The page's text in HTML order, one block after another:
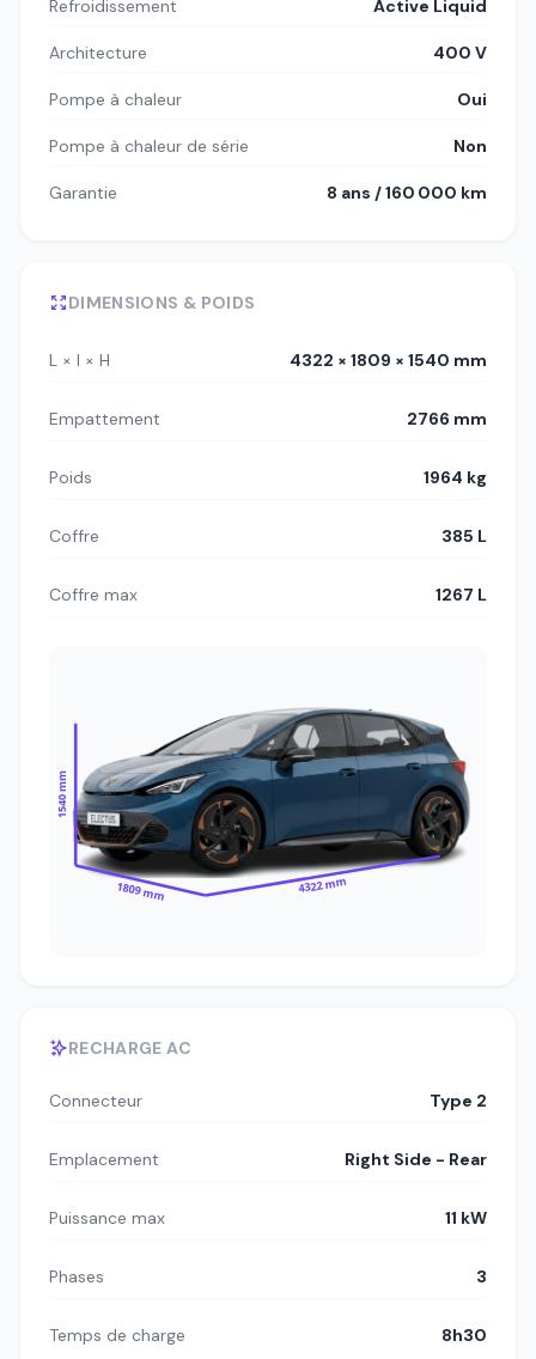
Refroidissement Active Liquid
Architecture 400 V
Pompe à chaleur Oui
Pompe à chaleur de série Non
Garantie 8 ans / 160 000 km
DIMENSIONS & POIDS
L × l × H 4322 × 1809 × 1540 mm
Empattement 2766 mm
Poids 1964 kg
Coffre 385 L
Coffre max 1267 L
1540 mm
1809 mm 4322 mm
RECHARGE AC
Connecteur Type 2
Emplacement Right Side - Rear
Puissance max 11 kW
Phases 3
Temps de charge 8h30